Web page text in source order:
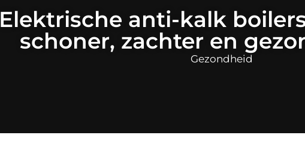
Elektrische anti-kalk
schoner, zachter en
Gezondheid